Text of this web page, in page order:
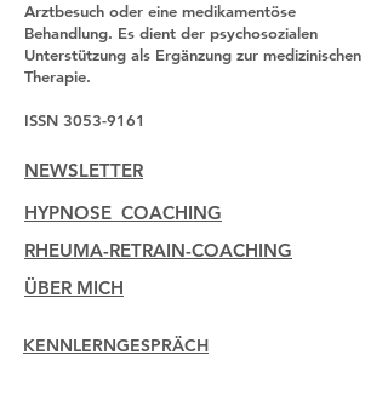
Arztbesuch oder eine medikamentöse
Behandlung. Es dient der psychosozialen
Unterstützung als Ergänzung zur medizinischen
Therapie.
​ISSN 3053-9161
NEWSLETTER
HYPNOSE_COACHING
RHEUMA-RETRAIN-COACHING
ÜBER MICH
KENNLERNGESPRÄCH